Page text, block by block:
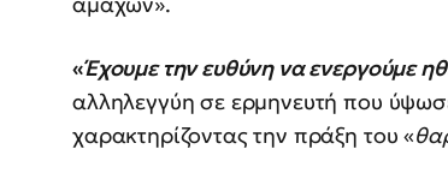
«Έχουμε την ευθύνη να ενεργούμε
αλληλεγγύη σε ερμηνευτή που
χαρακτηρίζοντας την πράξη του «